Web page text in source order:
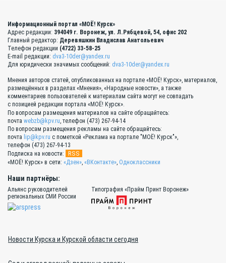
Информационный портал «МОЁ! Курск»
Адрес редакции: 394049 г. Воронеж, ул. Л.Рябцевой, 54, офис 202
Главный редактор: Деревяшкин Владислав Анатольевич
Телефон редакции (4722) 33-58-25
E-mail редакции: dva3-10der@yandex.ru
Для юридически значимых сообщений: dva3-10der@yandex.ru
Мнения авторов статей, опубликованных на портале «МОЁ! Курск», материалов,
размещённых в разделах «Мнения», «Народные новости», а также
комментариев пользователей к материалам сайта могут не совпадать
с позицией редакции портала «МОЁ! Курск».
По вопросам размещения материалов на сайте обращайтесь:
почта webzb@kpv.ru, телефон (473) 267-94-14
По вопросам размещения рекламы на сайте обращайтесь:
почта lip@kpv.ru с пометкой «Реклама на портале "МОЁ! Курск"»,
телефон (473) 267-94-13
Подписка на новости:
RSS
«МОЁ! Курск» в сети: «Дзен», «ВКонтакте», Одноклассники
Наши партнёры:
Альянс руководителей
региональных СМИ России
Типография «Прайм Принт Воронеж»
Новости Курска и Курской области сегодня